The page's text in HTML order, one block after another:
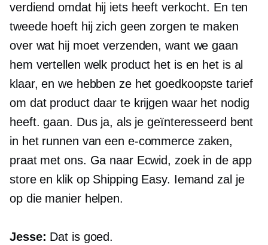
verdiend omdat hij iets heeft verkocht. En ten
tweede hoeft hij zich geen zorgen te maken
over wat hij moet verzenden, want we gaan
hem vertellen welk product het is en het is al
klaar, en we hebben ze het goedkoopste tarief
om dat product daar te krijgen waar het nodig
heeft. gaan. Dus ja, als je geïnteresseerd bent
in het runnen van een e-commercezaken,
praat met ons. Ga naar Ecwid, zoek in de app
store en klik op Shipping Easy. Iemand zal je
op die manier helpen.
Jesse: Dat is goed.